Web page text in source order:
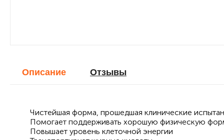
Описание Отзывы
Чистейшая форма, прошедшая клинические
Помогает поддерживать хорошую физическую
Повышает уровень клеточной энергии